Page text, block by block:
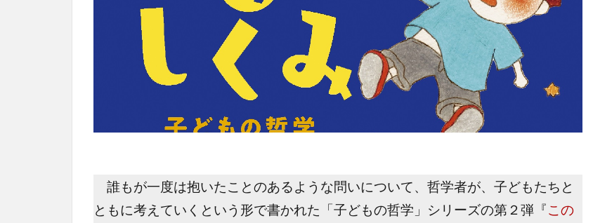
誰もが一度は抱いたことのあるような問いについて、哲学者が、子どもたちと
ともに考えていくという形で書かれた「子どもの哲学」シリーズの第２弾『この